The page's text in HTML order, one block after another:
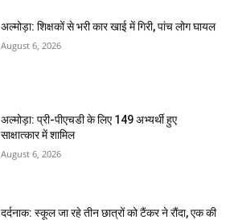
अल्मोड़ा: शिक्षकों से भरी कार खाई में गिरी, पांच लोग घायल
August 6, 2026
अल्मोड़ा: प्री-पीएचडी के लिए 149 अभ्यर्थी हुए
साक्षात्कार में शामिल
August 6, 2026
दर्दनाक: स्कूल जा रहे तीन छात्रों को टैंकर ने रौंदा, एक की